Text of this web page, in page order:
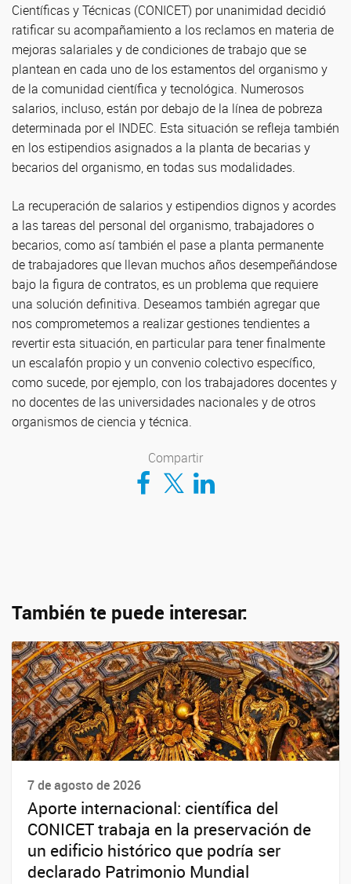
Científicas y Técnicas (CONICET) por unanimidad decidió
ratificar su acompañamiento a los reclamos en materia de
mejoras salariales y de condiciones de trabajo que se
plantean en cada uno de los estamentos del organismo y
de la comunidad científica y tecnológica. Numerosos
salarios, incluso, están por debajo de la línea de pobreza
determinada por el INDEC. Esta situación se refleja también
en los estipendios asignados a la planta de becarias y
becarios del organismo, en todas sus modalidades.
La recuperación de salarios y estipendios dignos y acordes
a las tareas del personal del organismo, trabajadores o
becarios, como así también el pase a planta permanente
de trabajadores que llevan muchos años desempeñándose
bajo la figura de contratos, es un problema que requiere
una solución definitiva. Deseamos también agregar que
nos comprometemos a realizar gestiones tendientes a
revertir esta situación, en particular para tener finalmente
un escalafón propio y un convenio colectivo específico,
como sucede, por ejemplo, con los trabajadores docentes y
no docentes de las universidades nacionales y de otros
organismos de ciencia y técnica.
Compartir
Compartir en Facebook
Compartir en TwitterCompartir en LinkedIn
También te puede interesar:
7 de agosto de 2026
Aporte internacional: científica del
CONICET trabaja en la preservación de
un edificio histórico que podría ser
declarado Patrimonio Mundial